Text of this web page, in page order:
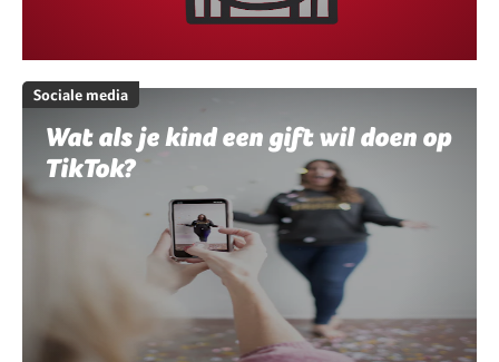
Sociale media
Wat als je kind een gift wil doen op
TikTok?